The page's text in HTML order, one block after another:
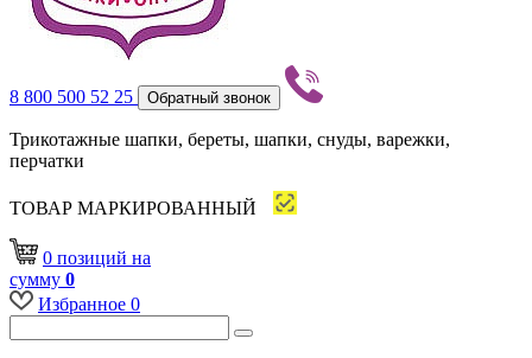
8 800 500 52 25 Обратный звонок
Трикотажные шапки, береты, шапки, снуды, варежки,
перчатки
ТОВАР МАРКИРОВАННЫЙ
0 позиций на
сумму 0
Избранное 0